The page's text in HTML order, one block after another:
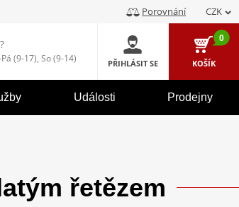
Porovnání CZK
Pá (9-17), So (9-14) PŘIHLÁSIT SE
0
KOŠÍK
Události Prodejny
řetězem